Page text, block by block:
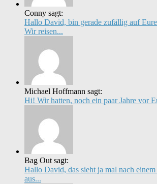
Conny sagt:
Hallo David, bin gerade zufällig auf
Wir reisen...
Michael Hoffmann sagt:
Hi! Wir hatten, noch ein paar Jahre vor
Bag Out sagt:
Hallo David, das sieht ja mal nach
aus...